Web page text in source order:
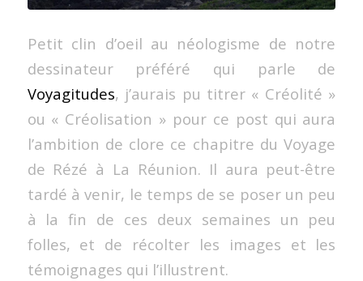
Petit clin d’oeil au néologisme de notre
dessinateur préféré qui parle de
Voyagitudes, j’aurais pu titrer « Créolité »
ou « Créolisation » pour ce post qui aura
l’ambition de clore ce chapitre du Voyage
de Rézé à La Réunion. Il aura peut-être
tardé à venir, le temps de se poser un peu
à la fin de ces deux semaines un peu
folles, et de récolter les images et les
témoignages qui l’illustrent.